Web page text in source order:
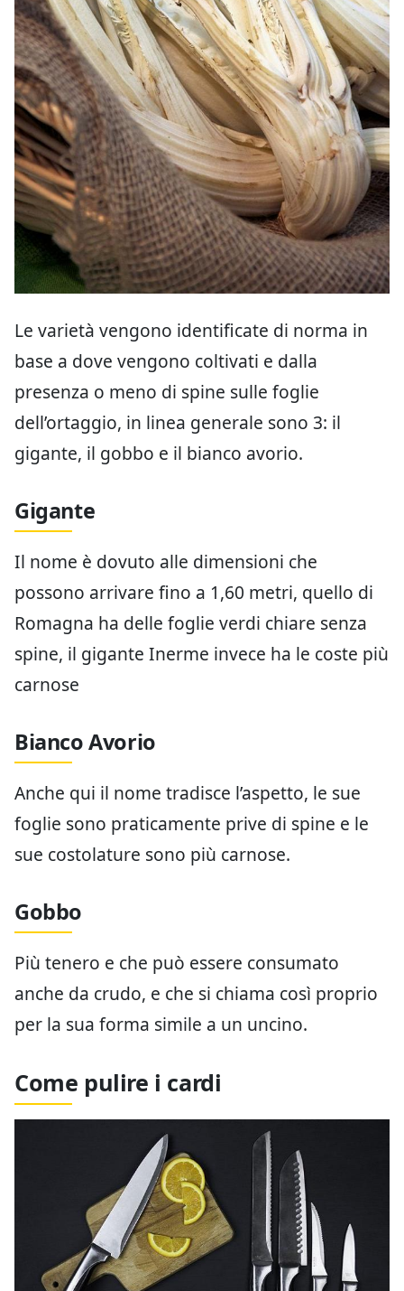
Le varietà vengono identificate di norma in
base a dove vengono coltivati e dalla
presenza o meno di spine sulle foglie
dell’ortaggio, in linea generale sono 3: il
gigante, il gobbo e il bianco avorio.
Gigante
Il nome è dovuto alle dimensioni che
possono arrivare fino a 1,60 metri, quello di
Romagna ha delle foglie verdi chiare senza
spine, il gigante Inerme invece ha le coste più
carnose
Bianco Avorio
Anche qui il nome tradisce l’aspetto, le sue
foglie sono praticamente prive di spine e le
sue costolature sono più carnose.
Gobbo
Più tenero e che può essere consumato
anche da crudo, e che si chiama così proprio
per la sua forma simile a un uncino.
Come pulire i cardi